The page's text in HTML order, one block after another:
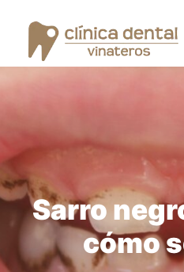
Diseño
La
Sarro
cómo